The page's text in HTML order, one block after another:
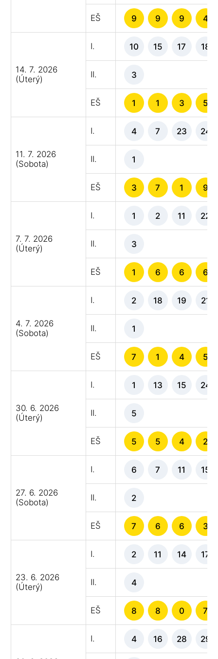
EŠ 9 9 9 4
14. 7. 2026
(Úterý)
I. 10 15 17 18
II. 3
EŠ 1 1 3 5
11. 7. 2026
(Sobota)
I. 4 7 23 24
II. 1
EŠ 3 7 1 9
7. 7. 2026
(Úterý)
I. 1 2 11 22
II. 3
EŠ 1 6 6 6
4. 7. 2026
(Sobota)
I. 2 18 19 21
II. 1
EŠ 7 1 4 5
30. 6. 2026
(Úterý)
I. 1 13 15 24
II. 5
EŠ 5 5 4 2
27. 6. 2026
(Sobota)
I. 6 7 11 15
II. 2
EŠ 7 6 6 3
23. 6. 2026
(Úterý)
I. 2 11 14 17
II. 4
EŠ 8 8 0 7
I. 4 16 28 29